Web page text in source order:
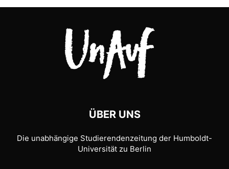
ÜBER UNS
Die unabhängige Studierendenzeitung der Humboldt-
Universität zu Berlin